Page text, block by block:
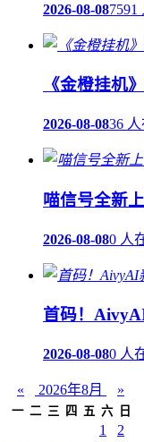
2026-08-087591
《金橙挂机
2026-08-0836
喵信号全新
2026-08-080 人
首码！
2026-08-080 人
« 2026年8月 »
一 二 三 四 五 六 日
1
2